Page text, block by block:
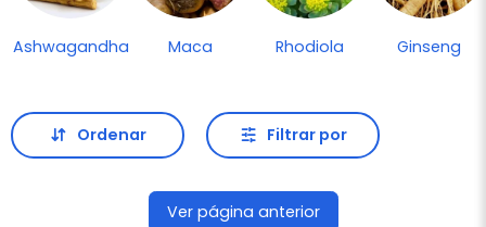
Ashwagandha Maca Rhodiola Ginseng
Ordenar Filtrar por
Ver página anterior